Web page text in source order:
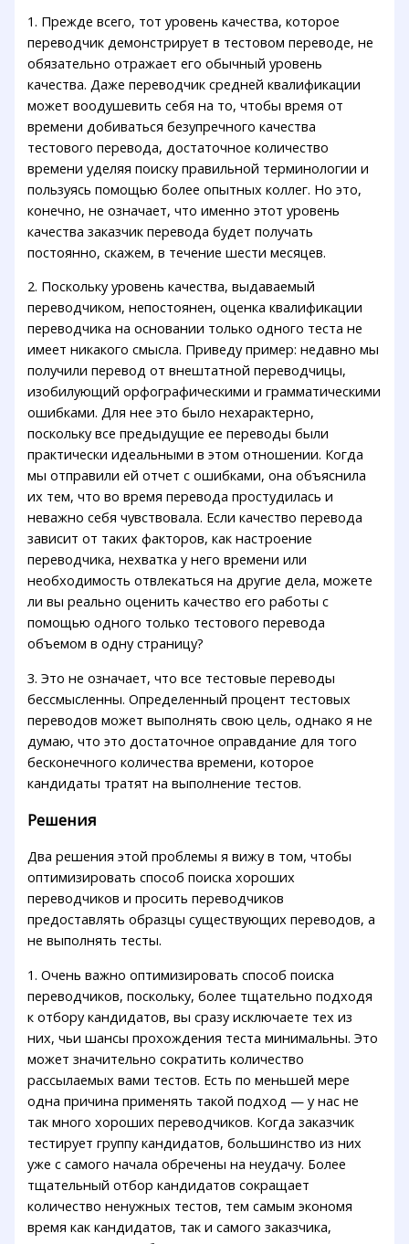
1. Прежде всего, тот уровень качества, которое
переводчик демонстрирует в тестовом переводе, не
обязательно отражает его обычный уровень
качества. Даже переводчик средней квалификации
может воодушевить себя на то, чтобы время от
времени добиваться безупречного качества
тестового перевода, достаточное количество
времени уделяя поиску правильной терминологии и
пользуясь помощью более опытных коллег. Но это,
конечно, не означает, что именно этот уровень
качества заказчик перевода будет получать
постоянно, скажем, в течение шести месяцев.
2. Поскольку уровень качества, выдаваемый
переводчиком, непостоянен, оценка квалификации
переводчика на основании только одного теста не
имеет никакого смысла. Приведу пример: недавно мы
получили перевод от внештатной переводчицы,
изобилующий орфографическими и грамматическими
ошибками. Для нее это было нехарактерно,
поскольку все предыдущие ее переводы были
практически идеальными в этом отношении. Когда
мы отправили ей отчет с ошибками, она объяснила
их тем, что во время перевода простудилась и
неважно себя чувствовала. Если качество перевода
зависит от таких факторов, как настроение
переводчика, нехватка у него времени или
необходимость отвлекаться на другие дела, можете
ли вы реально оценить качество его работы с
помощью одного только тестового перевода
объемом в одну страницу?
3. Это не означает, что все тестовые переводы
бессмысленны. Определенный процент тестовых
переводов может выполнять свою цель, однако я не
думаю, что это достаточное оправдание для того
бесконечного количества времени, которое
кандидаты тратят на выполнение тестов.
Решения
Два решения этой проблемы я вижу в том, чтобы
оптимизировать способ поиска хороших
переводчиков и просить переводчиков
предоставлять образцы существующих переводов, а
не выполнять тесты.
1. Очень важно оптимизировать способ поиска
переводчиков, поскольку, более тщательно подходя
к отбору кандидатов, вы сразу исключаете тех из
них, чьи шансы прохождения теста минимальны. Это
может значительно сократить количество
рассылаемых вами тестов. Есть по меньшей мере
одна причина применять такой подход — у нас не
так много хороших переводчиков. Когда заказчик
тестирует группу кандидатов, большинство из них
уже с самого начала обречены на неудачу. Более
тщательный отбор кандидатов сокращает
количество ненужных тестов, тем самым экономя
время как кандидатов, так и самого заказчика,